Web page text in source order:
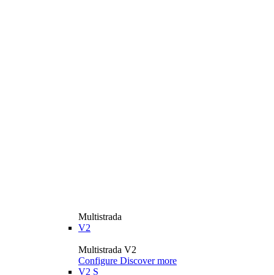
Multistrada
V2
Multistrada V2
Configure Discover more
V2 S